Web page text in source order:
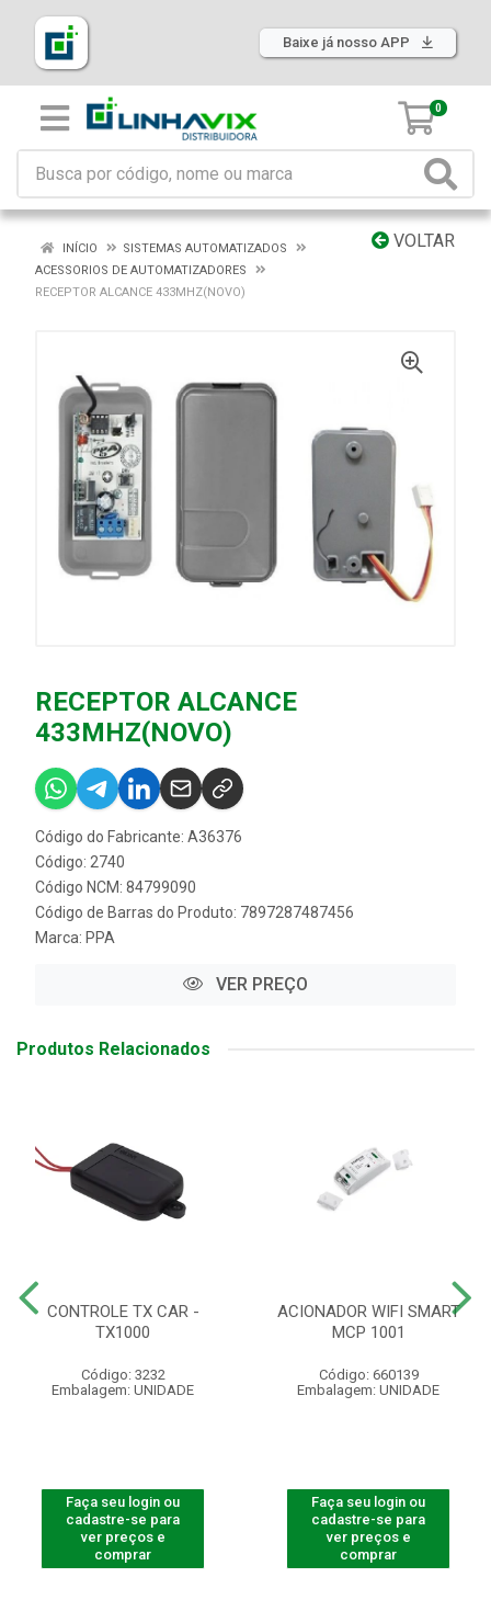
Baixe já nosso APP
0
VOLTAR
INÍCIO
SISTEMAS AUTOMATIZADOS
ACESSORIOS DE AUTOMATIZADORES
RECEPTOR ALCANCE 433MHZ(NOVO)
RECEPTOR ALCANCE
433MHZ(NOVO)
Código do Fabricante: A36376
Código: 2740
Código NCM: 84799090
Código de Barras do Produto: 7897287487456
Marca: PPA
VER PREÇO
Produtos Relacionados
CONTROLE TX CAR -
TX1000
Código: 3232
Embalagem: UNIDADE
Faça seu login ou
cadastre-se para
ver preços e
comprar
ACIONADOR WIFI SMART
MCP 1001
Código: 660139
Embalagem: UNIDADE
Faça seu login ou
cadastre-se para
ver preços e
comprar